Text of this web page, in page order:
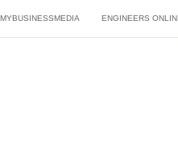
MYBUSINESSMEDIA ENGINEERS